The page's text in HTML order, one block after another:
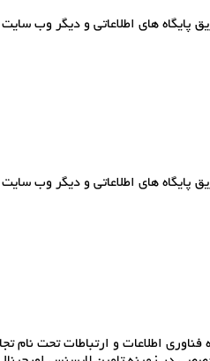
های اطلاعاتی و دیگر وب
های اطلاعاتی و دیگر وب